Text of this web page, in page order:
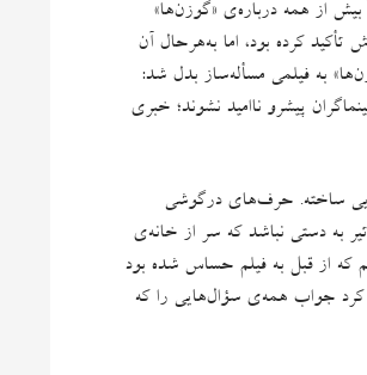
بیش از همه درباره‌ی « گوزن‌ها»
کرده بود، اما به‌هرحال آن
» به فیلمی مسأله‌ساز بدل شد:
پیشرو ناامید نشوند؛ خبری
ساخته. حرف‌های درگوشی
به دستی نباشد که سر از خانه‌ی
که از قبل به فیلم حساس شده بود
جواب همه‌ی سؤال‌هایی را که